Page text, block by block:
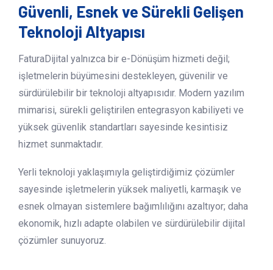
Güvenli, Esnek ve Sürekli Gelişen
Teknoloji Altyapısı
FaturaDijital yalnızca bir e-Dönüşüm hizmeti değil;
işletmelerin büyümesini destekleyen, güvenilir ve
sürdürülebilir bir teknoloji altyapısıdır. Modern yazılım
mimarisi, sürekli geliştirilen entegrasyon kabiliyeti ve
yüksek güvenlik standartları sayesinde kesintisiz
hizmet sunmaktadır.
Yerli teknoloji yaklaşımıyla geliştirdiğimiz çözümler
sayesinde işletmelerin yüksek maliyetli, karmaşık ve
esnek olmayan sistemlere bağımlılığını azaltıyor; daha
ekonomik, hızlı adapte olabilen ve sürdürülebilir dijital
çözümler sunuyoruz.